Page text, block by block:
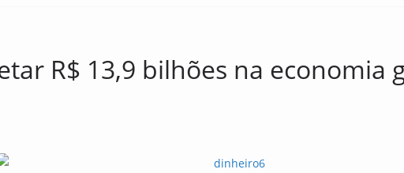
R$ 13,9 bilhões na economia